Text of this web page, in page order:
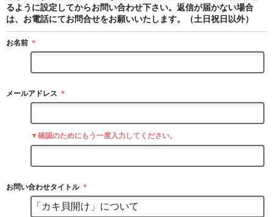
るように設定してからお問い合わせ下さい。返信が届かない場合
は、お電話にてお問合せをお願いいたします。（土日祝日以外）
お名前 ＊
メールアドレス ＊
▼確認のためにもう一度入力してください。
お問い合わせタイトル ＊